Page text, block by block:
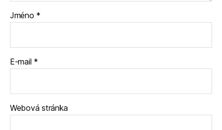
Jméno *
E-mail *
Webová stránka